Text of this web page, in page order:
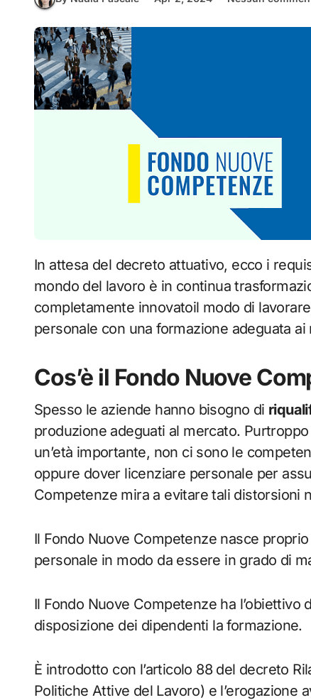
In attesa del decreto attuativo, ecco i requisiti per accedere al fondo nuove competenze. Il
mondo del lavoro è in continua
completamente innovatoil modo di
personale con una formazione adeguata
Cos’è il Fondo Nuove
Spesso le aziende hanno bisogno di
produzione adeguati al mercato.
un’età importante, non ci sono le
oppure dover licenziare personale per
Competenze mira a evitare tali distorsioni
Il Fondo Nuove Competenze nasce
personale in modo da essere in grado di
Il Fondo Nuove Competenze ha
disposizione dei dipendenti la formazione.
È introdotto con l’articolo 88 del decreto
Politiche Attive del Lavoro) e l’erogazione